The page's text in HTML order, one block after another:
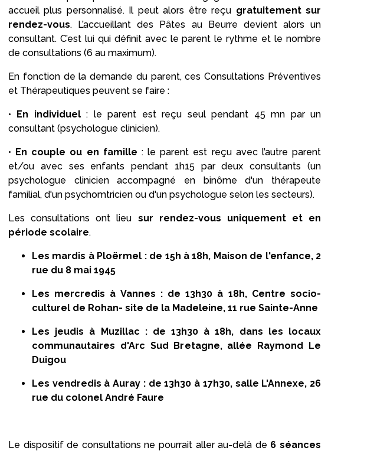
accueil plus personnalisé. Il peut alors être reçu gratuitement sur
rendez-vous. L’accueillant des Pâtes au Beurre devient alors un
consultant. C’est lui qui définit avec le parent le rythme et le nombre
de consultations (6 au maximum).
En fonction de la demande du parent, ces Consultations Préventives
et Thérapeutiques peuvent se faire :
• En individuel: le parent est reçu seul pendant 45 mn par un
consultant (psychologue clinicien).
• En couple ou en famille : le parent est reçu avec l’autre parent
et/ou avec ses enfants pendant 1h15 par deux consultants (un
psychologue clinicien accompagné en binôme d'un thérapeute
familial, d'un psychomtricien ou d'un psychologue selon les secteurs).
Les consultations ont lieu sur rendez-vous uniquement et en
période scolaire.
Les mardis à Ploërmel : de 15h à 18h, Maison de l'enfance, 2
rue du 8 mai 1945
Les mercredis à Vannes : de 13h30 à 18h, Centre socio-
culturel de Rohan- site de la Madeleine, 11 rue Sainte-Anne
Les jeudis à Muzillac : de 13h30 à 18h, dans les locaux
communautaires d'Arc Sud Bretagne, allée Raymond Le
Duigou
Les vendredis à Auray : de 13h30 à 17h30, salle L'Annexe, 26
rue du colonel André Faure
Le dispositif de consultations ne pourrait aller au-delà de 6 séances